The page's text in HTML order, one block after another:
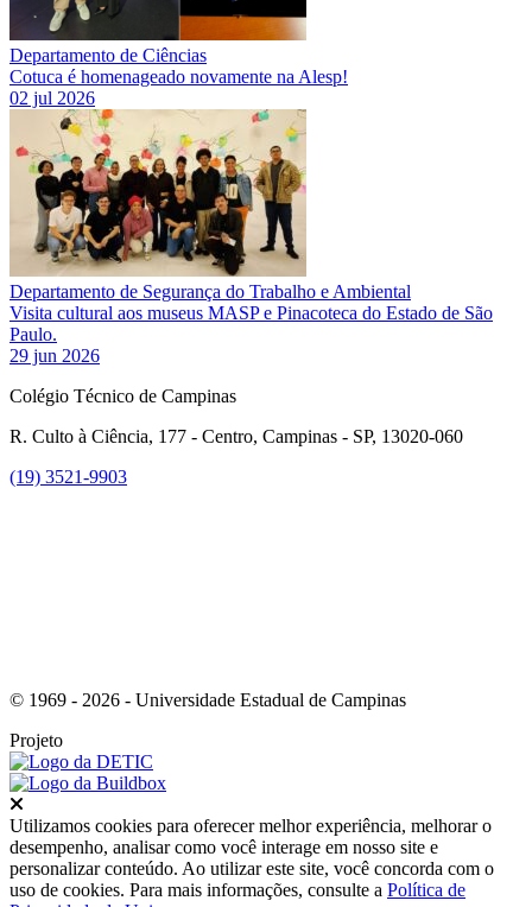
Departamento de Ciências
Cotuca é homenageado novamente na Alesp!
02 jul 2026
Departamento de Segurança do Trabalho e Ambiental
Visita cultural aos museus MASP e Pinacoteca do Estado de São
Paulo.
29 jun 2026
Colégio Técnico de Campinas
R. Culto à Ciência, 177 - Centro, Campinas - SP, 13020-060
(19) 3521-9903
© 1969 - 2026 - Universidade Estadual de Campinas
Projeto
Utilizamos cookies para oferecer melhor experiência, melhorar o
desempenho, analisar como você interage em nosso site e
personalizar conteúdo. Ao utilizar este site, você concorda com o
uso de cookies. Para mais informações, consulte a Política de